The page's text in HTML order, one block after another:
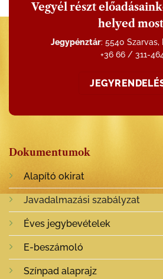
Vegyél részt
helyed
Jegypénztár: 5540 Szarvas,
+36 66 / 311-
Dokumentumok
Alapító okirat
Javadalmazási szabályzat
Éves jegybevételek
E-beszámoló
Színpad alaprajz